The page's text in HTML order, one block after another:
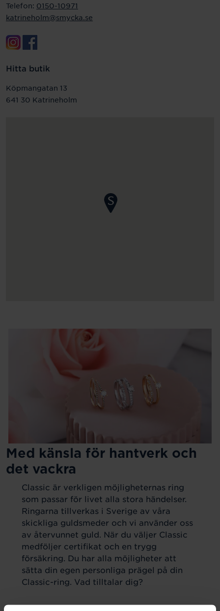
Telefon: 0150-10971
katrineholm@smycka.se
Hitta butik
Köpmangatan 13
641 30 Katrineholm
Med känsla för hantverk och
det vackra
Classic är verkligen möjligheternas ring
som passar för livet alla stora händelser.
Ringarna tillverkas i Sverige av våra
skickliga guldsmeder och vi använder oss
av återvunnet guld. När du väljer Classic
medföljer certifikat och en trygg
försäkring. Du har alla möjligheter att
sätta din egen personliga prägel på din
Classic-ring. Vad tilltalar dig?